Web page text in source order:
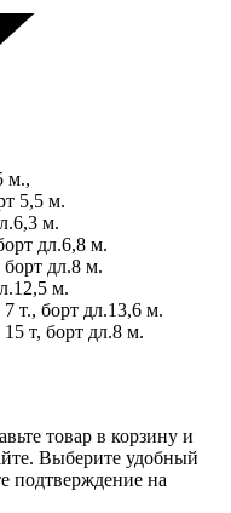
м.,
5,5 м.
м.
дл.6,8 м.
борт дл.8 м.
м.
т., борт дл.13,6 м.
т, борт дл.8 м.
товар в корзину и
Выберите удобный
подтверждение на